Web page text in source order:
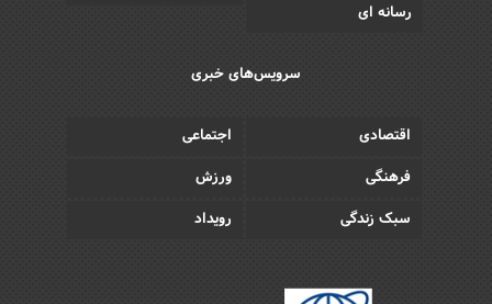
رسانه ای
سرویس‌های خبری
اقتصادی
اجتماعی
فرهنگی
ورزش
سبک زندگی
رویداد